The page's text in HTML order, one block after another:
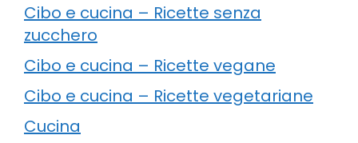
Cibo e cucina – Ricette senza
zucchero
Cibo e cucina – Ricette vegane
Cibo e cucina – Ricette vegetariane
Cucina